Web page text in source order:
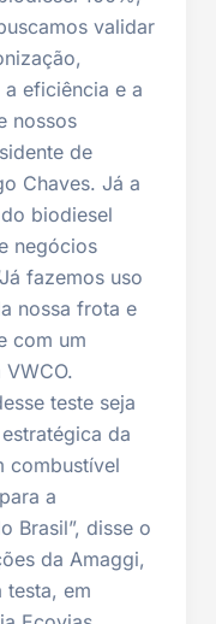
validar
eficiência e a
nossos
de
Chaves. Já a
biodiesel
negócios
fazemos uso
nossa frota e
com um
teste seja
da
combustível
a
Brasil”, disse o
da Amaggi,
testa, em